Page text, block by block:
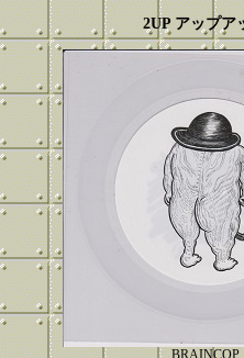
2UP アップア
BRAINCOP